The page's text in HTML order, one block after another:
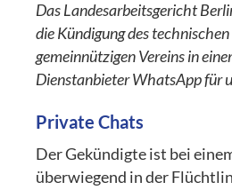
Das Landesarbeitsgericht
die Kündigung des
gemeinnützigen Vereins in
Dienstanbieter WhatsApp für
Private Chats
Der Gekündigte ist bei
überwiegend in der